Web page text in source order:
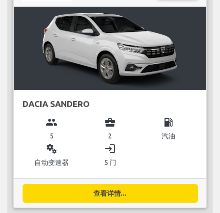
DACIA SANDERO
group
5
business_center
2
local_gas_station
汽油
miscellaneous_services
自动变速器
login
5 门
查看详情...